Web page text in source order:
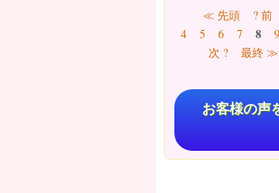
ページ≪ 先頭 ? 前
4
5 6 7 8 9
次 ?
最終 ≫
お客様の声